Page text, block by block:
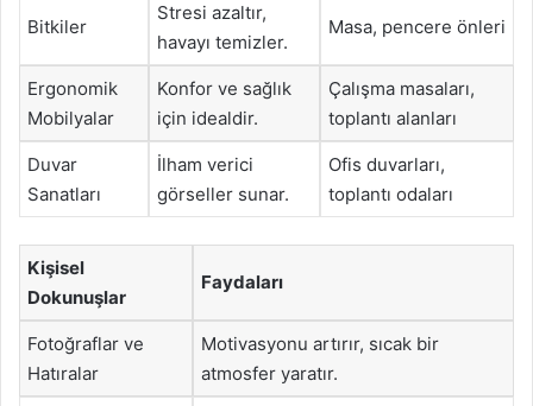
Bitkiler
Stresi azaltır,
havayı temizler.
Masa, pencere önleri
Ergonomik
Mobilyalar
Konfor ve sağlık
için idealdir.
Çalışma masaları,
toplantı alanları
Duvar
Sanatları
İlham verici
görseller sunar.
Ofis duvarları,
toplantı odaları
Kişisel
Dokunuşlar
Faydaları
Fotoğraflar ve
Hatıralar
Motivasyonu artırır, sıcak bir
atmosfer yaratır.